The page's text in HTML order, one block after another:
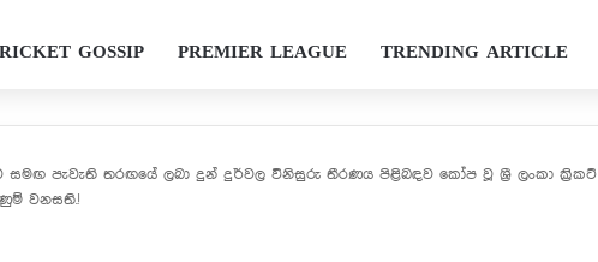
GOSSIP PREMIER LEAGUE TRENDING ARTICLE
සමඟ පැවැති තරඟයේ ලබා දුන් දුර්වල විනිසුරු තීරණය පිළිබඳව කෝප වූ ශ්‍රී ලංකා ක්‍රිකට්
වනසති.!